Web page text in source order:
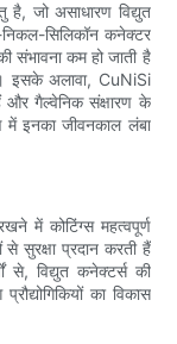
है, जो असाधारण विद्युत
निकल-सिलिकॉन कनेक्टर
संभावना कम हो जाती है
इसके अलावा, CuNiSi
और गैल्वेनिक संक्षारण के
में इनका जीवनकाल लंबा
में कोटिंग्स महत्वपूर्ण
से सुरक्षा प्रदान करती हैं
से, विद्युत कनेक्टर्स की
का विकास